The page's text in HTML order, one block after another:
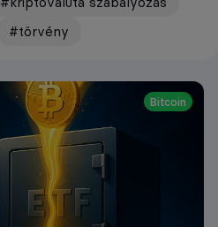
#törvény
Bitcoin